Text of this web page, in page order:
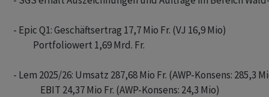
- Epic Q1: Geschäftsertrag 17,7 Mio Fr. (VJ 16,9 Mio)
           Portfoliowert 1,69 Mrd. Fr.
- Lem 2025/26: Umsatz 287,68 Mio Fr. (AWP-Konsens: 285,3
               EBIT 24,37 Mio Fr. (AWP-Konsens: 24,3 Mio)